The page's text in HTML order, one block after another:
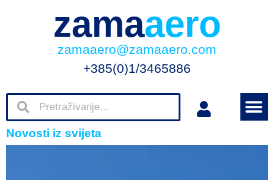
zamaaero
zamaaero@zamaaero.com
+385(0)1/3465886
Novosti iz svijeta